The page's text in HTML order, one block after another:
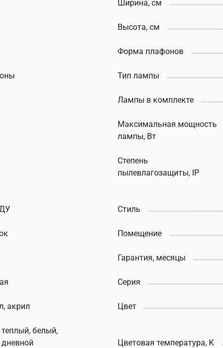
Ширина, см
Высота, см
Форма плафонов
Тип лампы
Лампы в комплекте
Максимальная мощность
лампы, Вт
Степень
пылевлагозащиты, IP
Стиль
Помещение
Гарантия, месяцы
Серия
акрил Цвет
белый,
Цветовая температура, K